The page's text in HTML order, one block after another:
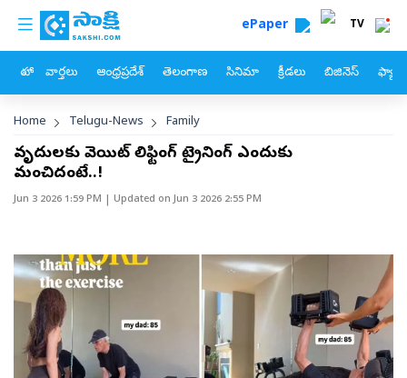
Skip to main content
custom menu ePaper TV
హోం వార్తలు ఆంధ్రప్రదేశ్ తెలంగాణ సినిమా క్రీడలు బిజినెస్
Breadcrumb
Home Telugu-News Family
వృద్ధులకు వెయిట్‌​ లిఫ్టింగ్‌ ట్రైనింగ్‌ ఎందుకు
మంచిదంటే..!
Jun 3 2026 1:59 PM | Updated onJun 3 2026 2:55 PM